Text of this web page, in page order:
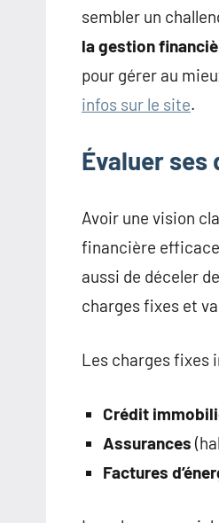
sembler un
la gestion
pour gérer au
infos sur le site.
Évaluer ses
Avoir une vision
financière
aussi de déceler
charges fixes et
Les charges fixes
Crédit
Assurances
Factures